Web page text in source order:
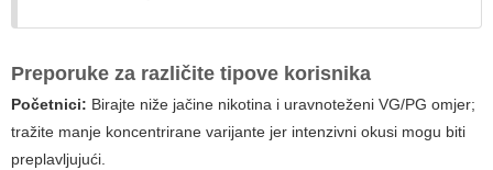
Preporuke za različite tipove korisnika
Početnici: Birajte niže jačine nikotina i uravnoteženi VG/PG omjer;
tražite manje koncentrirane varijante jer intenzivni okusi mogu biti
preplavljujući.